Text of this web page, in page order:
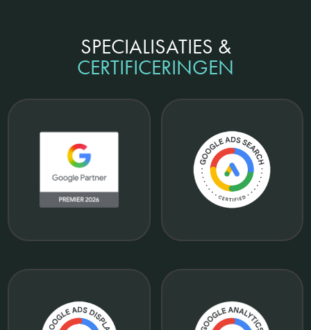
SPECIALISATIES &
CERTIFICERINGEN